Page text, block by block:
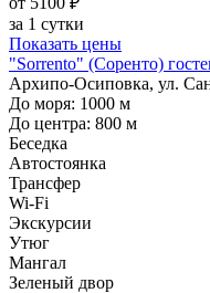
за 1 сутки
Показать цены
"Sorrento" (Соренто)
Архипо-Осиповка, ул.
До моря: 1000 м
До центра: 800 м
Беседка
Автостоянка
Трансфер
Wi-Fi
Экскурсии
Утюг
Мангал
Зеленый двор